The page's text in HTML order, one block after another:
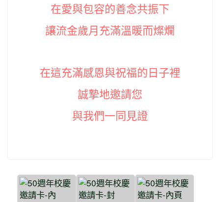
在愛與包容的善念共振下
讓流金歲月充滿溫暖而燦爛
在這充滿感恩與祝福的日子裡
誠摯地邀請您
與我們一同見證